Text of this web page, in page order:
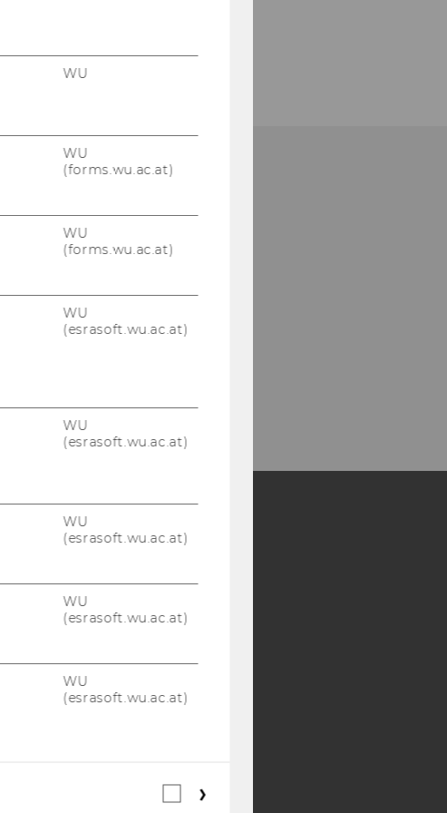
WU
WU
(forms.wu.ac.at)
WU
(forms.wu.ac.at)
WU
(esrasoft.wu.ac.at)
WU
(esrasoft.wu.ac.at)
WU
(esrasoft.wu.ac.at)
WU
(esrasoft.wu.ac.at)
WU
(esrasoft.wu.ac.at)
Webstatistik